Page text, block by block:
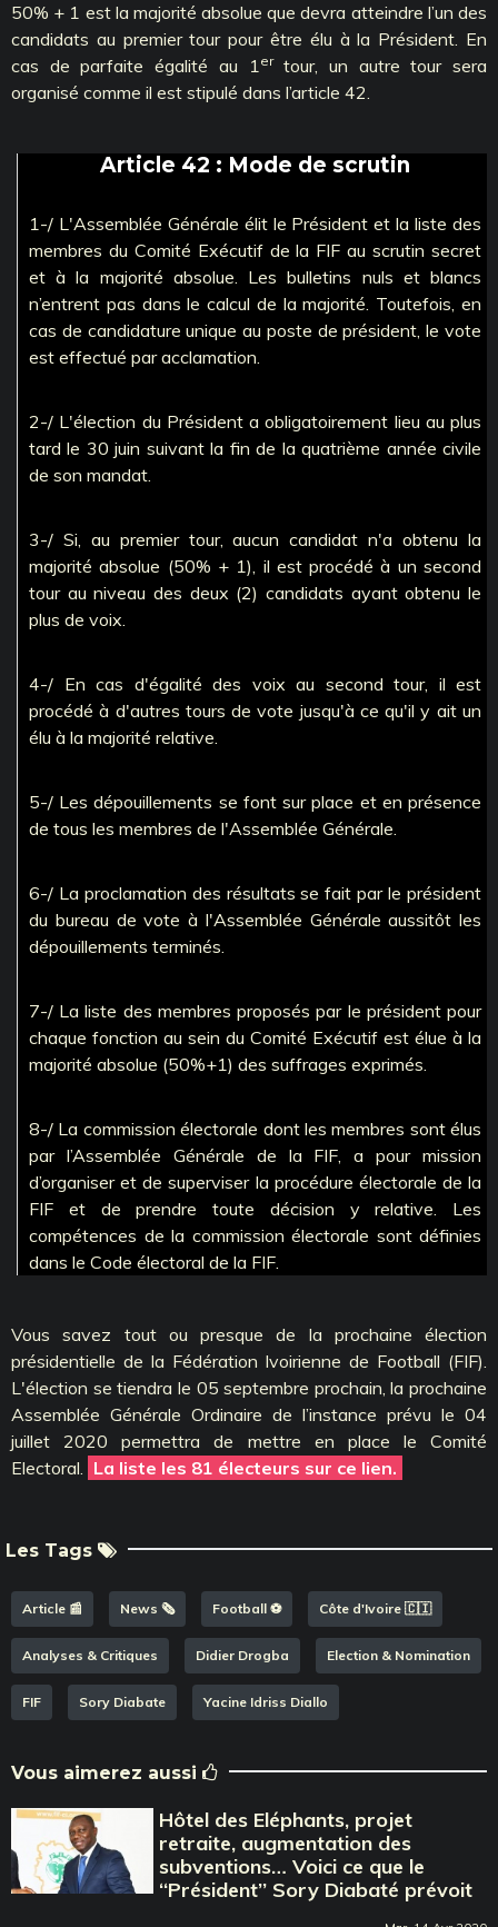
50% + 1 est la majorité absolue que devra atteindre l’un des
candidats au premier tour pour être élu à la Président. En
cas de parfaite égalité au 1ertour, un autre tour sera
organisé comme il est stipulé dans l’article 42.
Article 42 : Mode de scrutin
1-/ L'Assemblée Générale élit le Président et la liste des
membres du Comité Exécutif de la FIF au scrutin secret
et à la majorité absolue. Les bulletins nuls et blancs
n’entrent pas dans le calcul de la majorité. Toutefois, en
cas de candidature unique au poste de président, le vote
est effectué par acclamation.
2-/ L'élection du Président a obligatoirement lieu au plus
tard le 30 juin suivant la fin de la quatrième année civile
de son mandat.
3-/ Si, au premier tour, aucun candidat n'a obtenu la
majorité absolue (50% + 1), il est procédé à un second
tour au niveau des deux (2) candidats ayant obtenu le
plus de voix.
4-/ En cas d'égalité des voix au second tour, il est
procédé à d'autres tours de vote jusqu'à ce qu'il y ait un
élu à la majorité relative.
5-/ Les dépouillements se font sur place et en présence
de tous les membres de l'Assemblée Générale.
6-/ La proclamation des résultats se fait par le président
du bureau de vote à l'Assemblée Générale aussitôt les
dépouillements terminés.
7-/ La liste des membres proposés par le président pour
chaque fonction au sein du Comité Exécutif est élue à la
majorité absolue (50%+1) des suffrages exprimés.
8-/ La commission électorale dont les membres sont élus
par l’Assemblée Générale de la FIF, a pour mission
d’organiser et de superviser la procédure électorale de la
FIF et de prendre toute décision y relative. Les
compétences de la commission électorale sont définies
dans le Code électoral de la FIF.
Vous savez tout ou presque de la prochaine élection
présidentielle de la Fédération Ivoirienne de Football (FIF).
L'élection se tiendra le 05 septembre prochain, la prochaine
Assemblée Générale Ordinaire de l’instance prévu le 04
juillet 2020 permettra de mettre en place le Comité
Electoral.
La liste les 81 électeurs sur ce lien.
Les Tags
Article 📰 News 🗞️ Football ⚽️ Côte d'Ivoire 🇨🇮
Analyses & Critiques Didier Drogba Election & Nomination
FIF Sory Diabate Yacine Idriss Diallo
Vous aimerez aussi
Hôtel des Eléphants, projet
retraite, augmentation des
subventions… Voici ce que le
‘‘Président’’ Sory Diabaté prévoit